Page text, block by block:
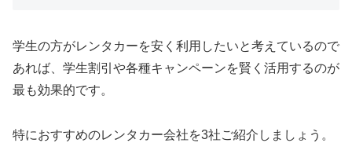
学生の方がレンタカーを安く利用したいと考えているので
あれば、学生割引や各種キャンペーンを賢く活用するのが
最も効果的です。
特におすすめのレンタカー会社を3社ご紹介しましょう。